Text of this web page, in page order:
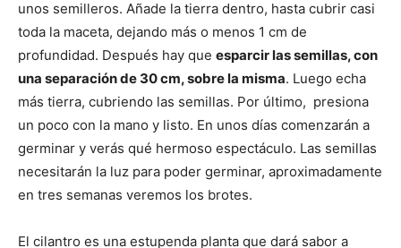
unos semilleros. Añade la tierra dentro, hasta cubrir casi
toda la maceta, dejando más o menos 1 cm de
profundidad. Después hay que esparcir las semillas, con
una separación de 30 cm, sobre la misma. Luego echa
más tierra, cubriendo las semillas. Por último, presiona
un poco con la mano y listo. En unos días comenzarán a
germinar y verás qué hermoso espectáculo. Las semillas
necesitarán la luz para poder germinar, aproximadamente
en tres semanas veremos los brotes.
El cilantro es una estupenda planta que dará sabor a